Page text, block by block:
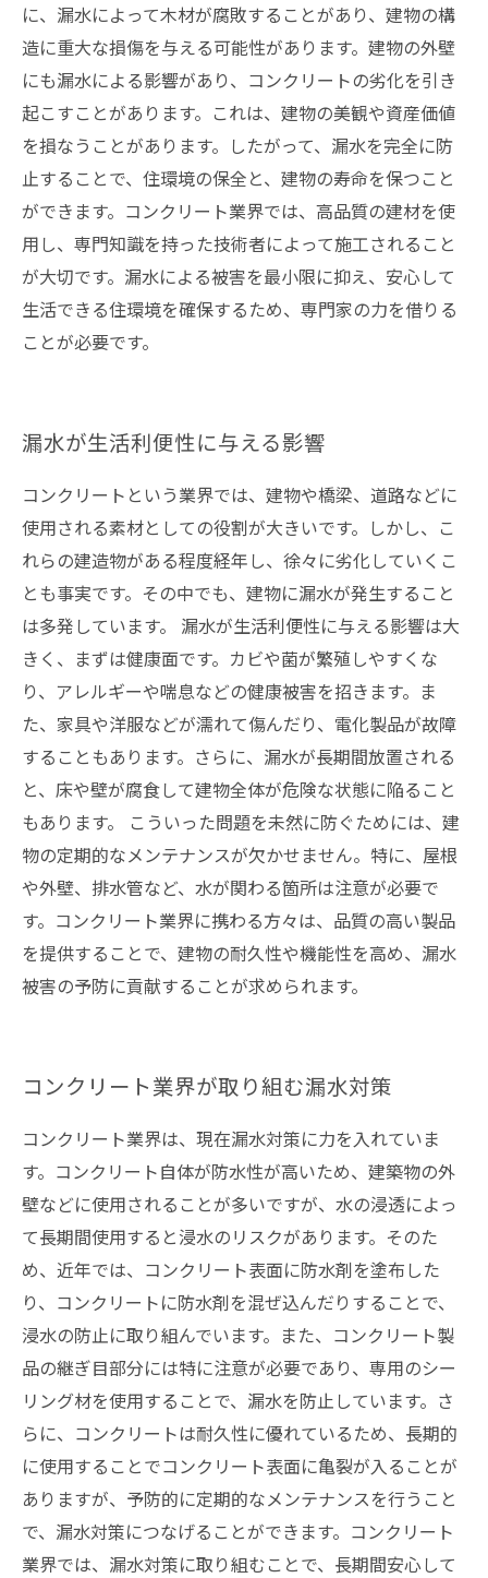
に、漏水によって木材が腐敗することがあり、建物の構
造に重大な損傷を与える可能性があります。建物の外壁
にも漏水による影響があり、コンクリートの劣化を引き
起こすことがあります。これは、建物の美観や資産価値
を損なうことがあります。したがって、漏水を完全に防
止することで、住環境の保全と、建物の寿命を保つこと
ができます。コンクリート業界では、高品質の建材を使
用し、専門知識を持った技術者によって施工されること
が大切です。漏水による被害を最小限に抑え、安心して
生活できる住環境を確保するため、専門家の力を借りる
ことが必要です。
漏水が生活利便性に与える影響
コンクリートという業界では、建物や橋梁、道路などに
使用される素材としての役割が大きいです。しかし、こ
れらの建造物がある程度経年し、徐々に劣化していくこ
とも事実です。その中でも、建物に漏水が発生すること
は多発しています。 漏水が生活利便性に与える影響は大
きく、まずは健康面です。カビや菌が繁殖しやすくな
り、アレルギーや喘息などの健康被害を招きます。ま
た、家具や洋服などが濡れて傷んだり、電化製品が故障
することもあります。さらに、漏水が長期間放置される
と、床や壁が腐食して建物全体が危険な状態に陥ること
もあります。 こういった問題を未然に防ぐためには、建
物の定期的なメンテナンスが欠かせません。特に、屋根
や外壁、排水管など、水が関わる箇所は注意が必要で
す。コンクリート業界に携わる方々は、品質の高い製品
を提供することで、建物の耐久性や機能性を高め、漏水
被害の予防に貢献することが求められます。
コンクリート業界が取り組む漏水対策
コンクリート業界は、現在漏水対策に力を入れていま
す。コンクリート自体が防水性が高いため、建築物の外
壁などに使用されることが多いですが、水の浸透によっ
て長期間使用すると浸水のリスクがあります。そのた
め、近年では、コンクリート表面に防水剤を塗布した
り、コンクリートに防水剤を混ぜ込んだりすることで、
浸水の防止に取り組んでいます。また、コンクリート製
品の継ぎ目部分には特に注意が必要であり、専用のシー
リング材を使用することで、漏水を防止しています。さ
らに、コンクリートは耐久性に優れているため、長期的
に使用することでコンクリート表面に亀裂が入ることが
ありますが、予防的に定期的なメンテナンスを行うこと
で、漏水対策につなげることができます。コンクリート
業界では、漏水対策に取り組むことで、長期間安心して